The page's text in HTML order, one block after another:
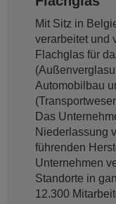
Mit Sitz in
verarbeitet und
Flachglas für
Automobilbau
Das
Niederlassung
führenden
Unternehmen
Standorte in
12.300